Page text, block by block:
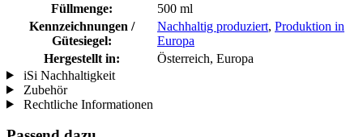
Füllmenge:
500 ml
Kennzeichnungen /
Gütesiegel:
Nachhaltig produziert, Produktion in
Europa
Hergestellt in:
Österreich, Europa
iSi Nachhaltigkeit
Zubehör
Rechtliche Informationen